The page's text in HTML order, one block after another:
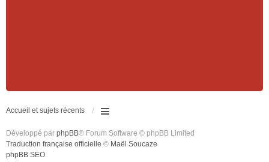
Accueil et sujets récents
Développé par phpBB® Forum Software © phpBB Limited
Traduction française officielle © Maël Soucaze
phpBB SEO